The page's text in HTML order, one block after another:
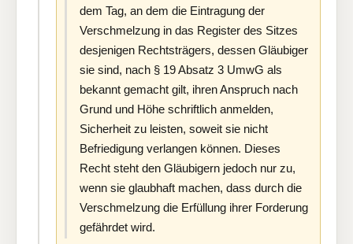
dem Tag, an dem die Eintragung der
Verschmelzung in das Register des Sitzes
desjenigen Rechtsträgers, dessen Gläubiger
sie sind, nach § 19 Absatz 3 UmwG als
bekannt gemacht gilt, ihren Anspruch nach
Grund und Höhe schriftlich anmelden,
Sicherheit zu leisten, soweit sie nicht
Befriedigung verlangen können. Dieses
Recht steht den Gläubigern jedoch nur zu,
wenn sie glaubhaft machen, dass durch die
Verschmelzung die Erfüllung ihrer Forderung
gefährdet wird.